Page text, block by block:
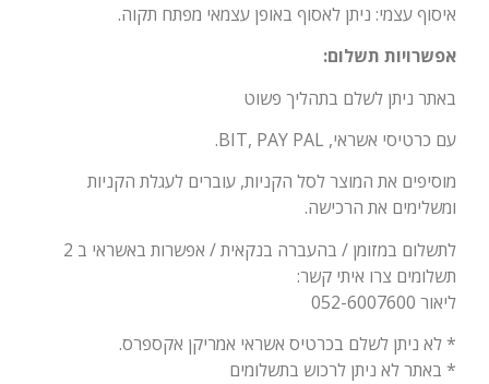
איסוף עצמי: ניתן לאסוף באופן עצמאי מפתח תקוה.
אפשרויות תשלום:
באתר ניתן לשלם בתהליך פשוט
עם כרטיסי אשראי, BIT, PAY PAL.
מוסיפים את המוצר לסל הקניות, עוברים לעגלת הקניות
ומשלימים את הרכישה.
לתשלום במזומן / בהעברה בנקאית / אפשרות באשראי ב 2
תשלומים צרו איתי קשר:
ליאור 052-6007600
* לא ניתן לשלם בכרטיס אשראי אמריקן אקספרס.
* באתר לא ניתן לרכוש בתשלומים